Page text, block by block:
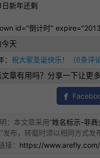
日新年还剩
id="倒计时"
天
祝大家圣诞快乐！（6条评论
章有用吗？分享一下让更多
：本文章采用“姓名标示-非商
”发布，转载时须以相同方式发
接： https://